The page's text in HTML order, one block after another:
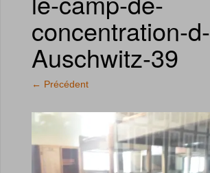
concentration-d-
Auschwitz-39
← Précédent